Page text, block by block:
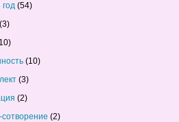
(54)
(3)
(10)
(3)
(2)
(2)